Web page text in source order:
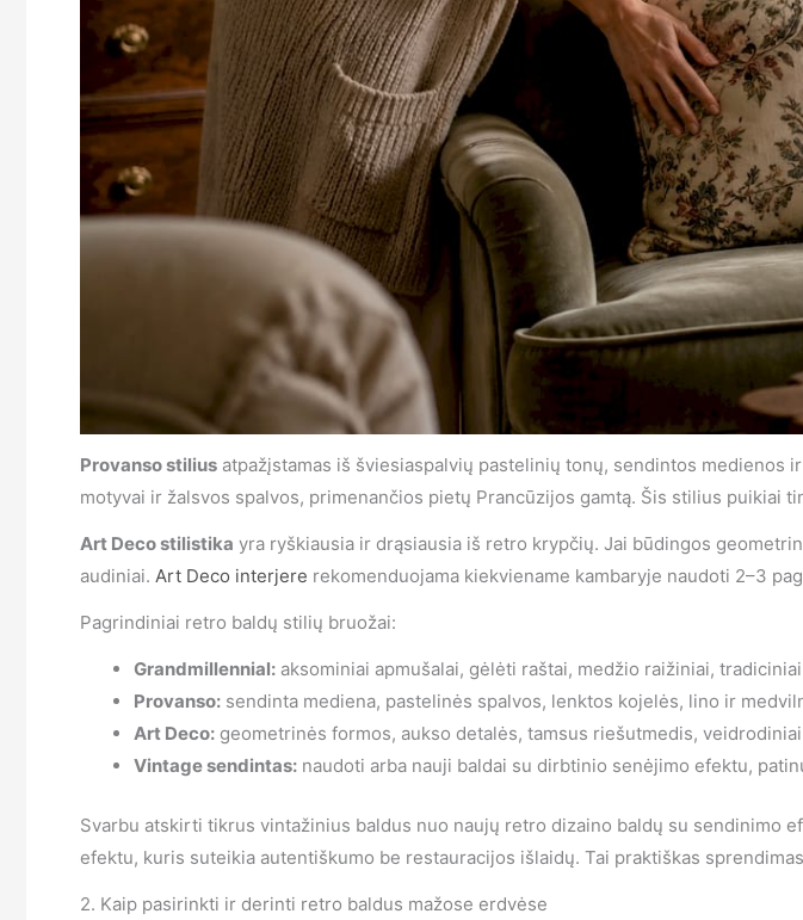
Provanso stilius atpažįstamas iš šviesiaspalvių pastelinių tonų, sendintos medienos
motyvai ir žalsvos spalvos, primenančios pietų Prancūzijos gamtą. Šis stilius puikiai
Art Deco stilistika yra ryškiausia ir drąsiausia iš retro krypčių. Jai būdingos
audiniai. Art Deco interjere rekomenduojama kiekviename kambaryje naudoti 2–3
Pagrindiniai retro baldų stilių bruožai:
Grandmillennial: aksominiai apmušalai, gėlėti raštai, medžio raižiniai,
Provanso: sendinta mediena, pastelinės spalvos, lenktos kojelės, lino ir
Art Deco: geometrinės formos, aukso detalės, tamsus riešutmedis,
Vintage sendintas: naudoti arba nauji baldai su dirbtinio senėjimo efektu,
Svarbu atskirti tikrus vintažinius baldus nuo naujų retro dizaino baldų su sendinimo
efektu, kuris suteikia autentiškumo be restauracijos išlaidų. Tai praktiškas
2. Kaip pasirinkti ir derinti retro baldus mažose erdvėse